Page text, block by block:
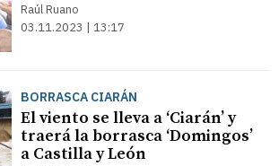
Raúl Ruano
03.11.2023 | 13:17
BORRASCA CIARÁN
El viento se lleva a ‘Ciarán’ y
traerá la borrasca ‘Domingos’
a Castilla y León